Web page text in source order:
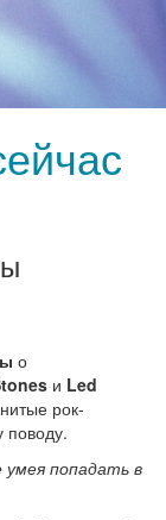
о
и Led
рок-
поводу.
умея попадать в